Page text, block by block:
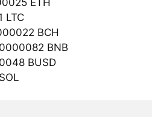
LTC
BCH
BNB
BUSD